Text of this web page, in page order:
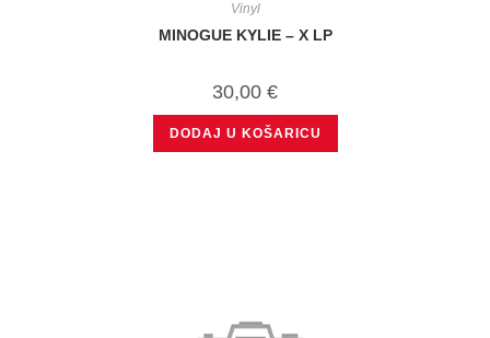
Vinyl
MINOGUE KYLIE – X LP
30,00 €
DODAJ U KOŠARICU